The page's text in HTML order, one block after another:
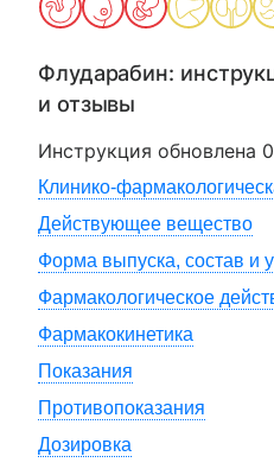
Флударабин:
и отзывы
Инструкция обновлена
Клинико-
Действующее вещество
Форма выпуска, состав и
Фармакологическое
Фармакокинетика
Показания
Противопоказания
Дозировка